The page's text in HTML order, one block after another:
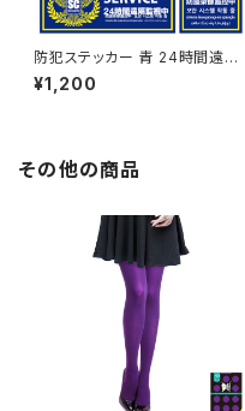
防犯ステッカー 青 24時間遠隔
監視中 多言語対応 OS-196 オ
ンサプライ(On SUPPLY)
¥1,200
その他の商品